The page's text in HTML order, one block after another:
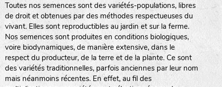
Toutes nos semences sont des variétés-populations, libres
de droit et obtenues par des méthodes respectueuses du
vivant. Elles sont reproductibles au jardin et sur la ferme.
Nos semences sont produites en conditions biologiques,
voire biodynamiques, de manière extensive, dans le
respect du producteur, de la terre et de la plante. Ce sont
des variétés traditionnelles, parfois anciennes par leur nom
mais néanmoins récentes. En effet, au fil des
haies